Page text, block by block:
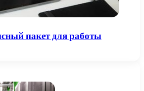
пакет для работы